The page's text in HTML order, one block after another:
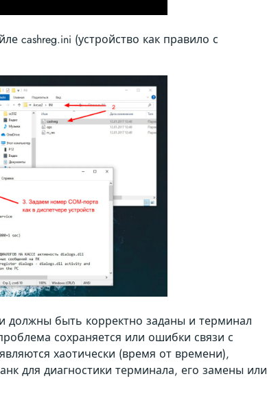
cashreg.ini (устройство как правило с
должны быть корректно заданы и терминал
сохраняется или ошибки связи с
хаотически (время от времени),
для диагностики терминала, его замены или